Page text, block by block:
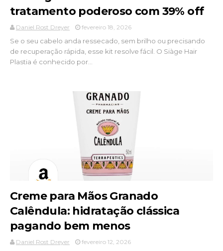
tratamento poderoso com 39% off
Daniel Rost Dreyer fevereiro 18, 2026
Se o seu cabelo anda ressecado, sem brilho ou precisando
de recuperação rápida, esse kit resolve fácil. O Siàge Hair
Plastia é conhecido por...
Creme para Mãos Granado
Calêndula: hidratação clássica
pagando bem menos
Daniel Rost Dreyer fevereiro 12, 2026